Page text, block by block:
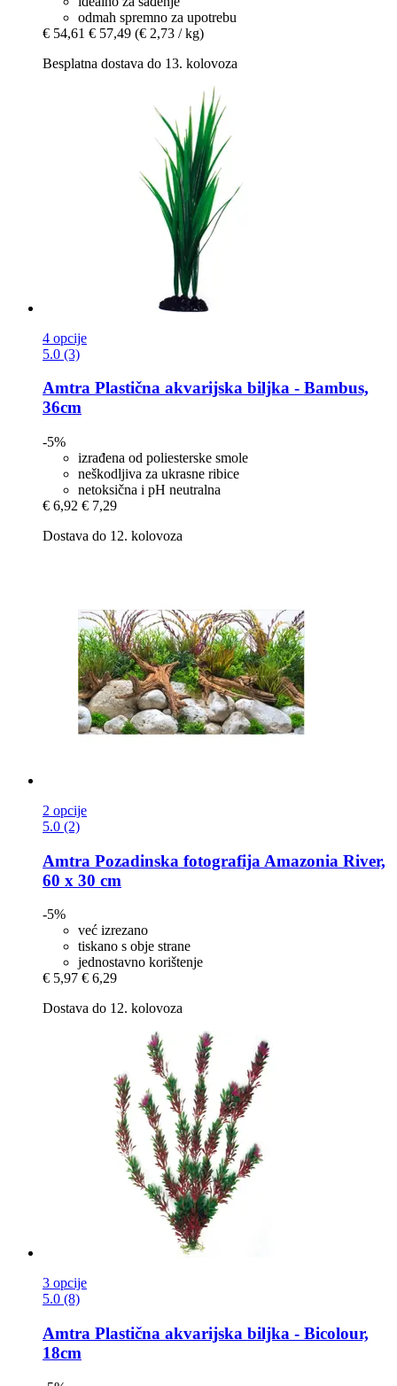
odmah spremno za upotrebu
€ 54,61 € 57,49 (€ 2,73 / kg)
Besplatna dostava do 13. kolovoza
4 opcije
5.0 (3)
Amtra Plastična akvarijska biljka -​ Bambus,
36cm
-5%
izrađena od poliesterske smole
neškodljiva za ukrasne ribice
netoksična i pH neutralna
€ 6,92 € 7,29
Dostava do 12. kolovoza
2 opcije
5.0 (2)
Amtra Pozadinska fotografija Amazonia River,
60 x 30 cm
-5%
već izrezano
tiskano s obje strane
jednostavno korištenje
€ 5,97 € 6,29
Dostava do 12. kolovoza
3 opcije
5.0 (8)
Amtra Plastična akvarijska biljka -​ Bicolour,
18cm